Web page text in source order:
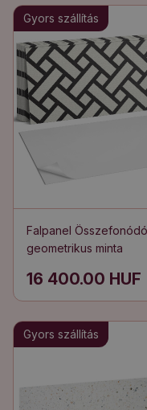
Gyors szállítás
Falpanel Összefonódó
geometrikus minta
16 400.00 HUF
Gyors szállítás